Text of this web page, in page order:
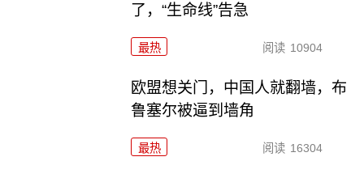
了，“生命线”告急
最热 阅读 10904
欧盟想关门，中国人就翻墙，布
鲁塞尔被逼到墙角
最热 阅读 16304